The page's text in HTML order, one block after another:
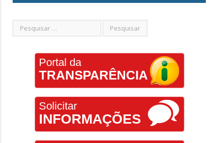
Portal da
TRANSPARÊNCIA
Solicitar
INFORMAÇÕES